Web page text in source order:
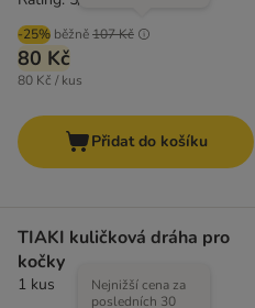
-25% běžně107 Kč
80 Kč
80 Kč / kus
Přidat do košíku
TIAKI kuličková dráha pro
kočky
1 kus
Nejnižší cena za
posledních 30